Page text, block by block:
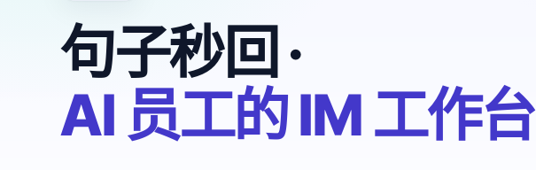
句子秒回 ·
AI 员工的 IM 工作台